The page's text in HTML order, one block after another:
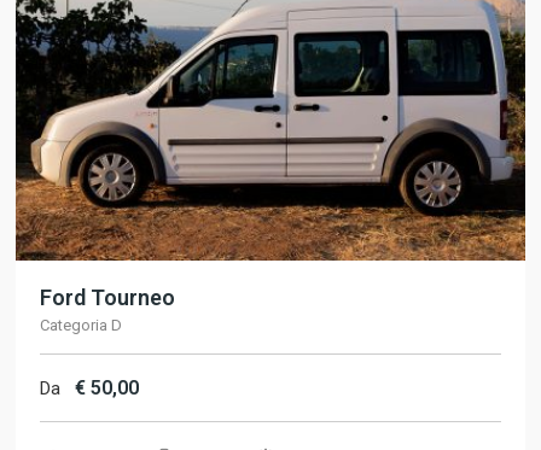
Ford Tourneo
Categoria D
Da € 50,00